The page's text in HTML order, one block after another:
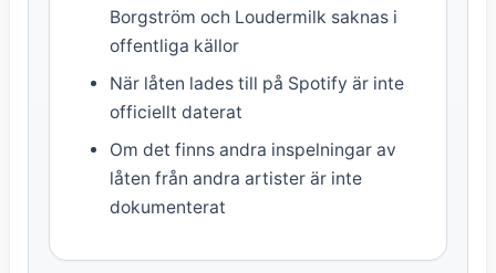
Borgström och Loudermilk saknas i
offentliga källor
När låten lades till på Spotify är inte
officiellt daterat
Om det finns andra inspelningar av
låten från andra artister är inte
dokumenterat